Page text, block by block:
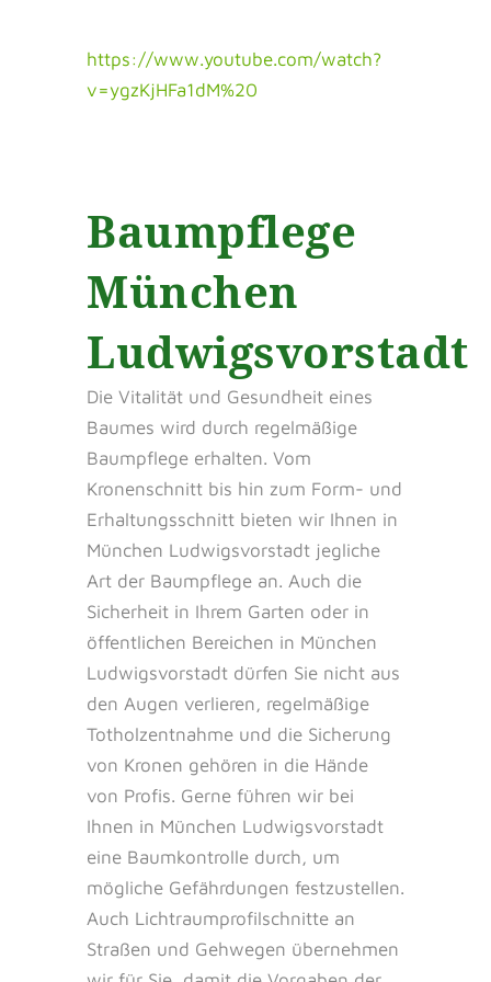
https://www.youtube.com/watch?
v=ygzKjHFa1dM%20
Baumpflege
München
Ludwigsvorstadt
Die Vitalität und Gesundheit eines
Baumes wird durch regelmäßige
Baumpflege erhalten. Vom
Kronenschnitt bis hin zum Form- und
Erhaltungsschnitt bieten wir Ihnen in
München Ludwigsvorstadt jegliche
Art der Baumpflege an. Auch die
Sicherheit in Ihrem Garten oder in
öffentlichen Bereichen in München
Ludwigsvorstadt dürfen Sie nicht aus
den Augen verlieren, regelmäßige
Totholzentnahme und die Sicherung
von Kronen gehören in die Hände
von Profis. Gerne führen wir bei
Ihnen in München Ludwigsvorstadt
eine Baumkontrolle durch, um
mögliche Gefährdungen festzustellen.
Auch Lichtraumprofilschnitte an
Straßen und Gehwegen übernehmen